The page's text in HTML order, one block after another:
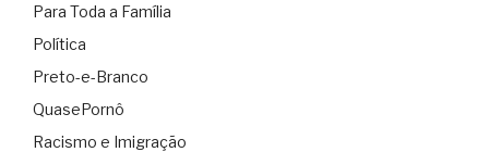
Para Toda a Família
Política
Preto-e-Branco
QuasePornô
Racismo e Imigração